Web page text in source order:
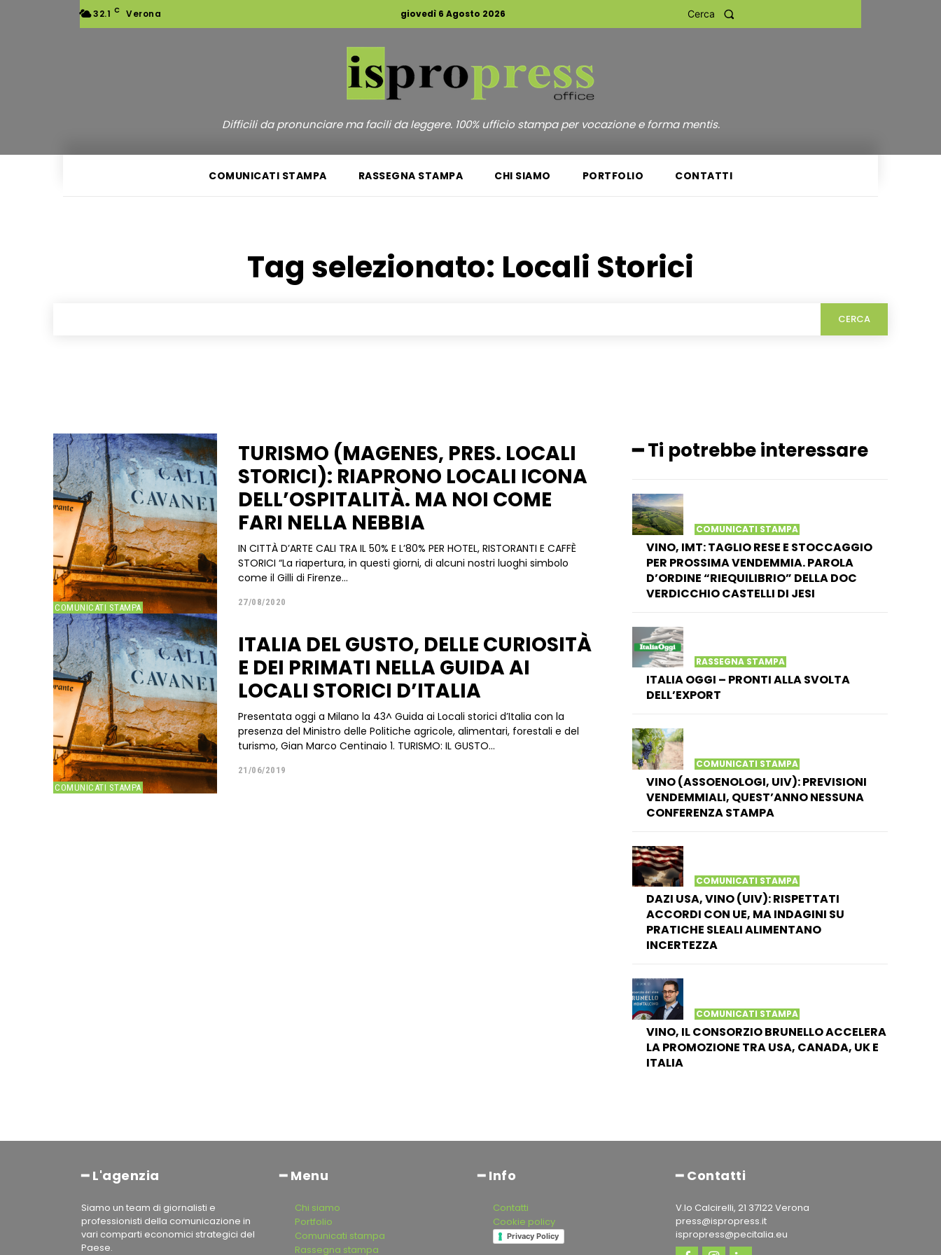
32.1 C Verona giovedì 6 Agosto 2026 Cerca
Difficili da pronunciare ma facili da leggere. 100% ufficio stampa per vocazione e forma mentis.
COMUNICATI STAMPA RASSEGNA STAMPA CHI SIAMO PORTFOLIO CONTATTI
Tag selezionato: Locali Storici
CERCA
COMUNICATI STAMPA
TURISMO (MAGENES, PRES. LOCALI
STORICI): RIAPRONO LOCALI ICONA
DELL’OSPITALITÀ. MA NOI COME
FARI NELLA NEBBIA
IN CITTÀ D’ARTE CALI TRA IL 50% E L’80% PER HOTEL, RISTORANTI E CAFFÈ
STORICI “La riapertura, in questi giorni, di alcuni nostri luoghi simbolo
come il Gilli di Firenze...
27/08/2020
COMUNICATI STAMPA
ITALIA DEL GUSTO, DELLE CURIOSITÀ
E DEI PRIMATI NELLA GUIDA AI
LOCALI STORICI D’ITALIA
Presentata oggi a Milano la 43^ Guida ai Locali storici d’Italia con la
presenza del Ministro delle Politiche agricole, alimentari, forestali e del
turismo, Gian Marco Centinaio 1. TURISMO: IL GUSTO...
21/06/2019
━ Ti potrebbe interessare
COMUNICATI STAMPA
VINO, IMT: TAGLIO RESE E STOCCAGGIO
PER PROSSIMA VENDEMMIA. PAROLA
D’ORDINE “RIEQUILIBRIO” DELLA DOC
VERDICCHIO CASTELLI DI JESI
RASSEGNA STAMPA
ITALIA OGGI – PRONTI ALLA SVOLTA
DELL’EXPORT
COMUNICATI STAMPA
VINO (ASSOENOLOGI, UIV): PREVISIONI
VENDEMMIALI, QUEST’ANNO NESSUNA
CONFERENZA STAMPA
COMUNICATI STAMPA
DAZI USA, VINO (UIV): RISPETTATI
ACCORDI CON UE, MA INDAGINI SU
PRATICHE SLEALI ALIMENTANO
INCERTEZZA
COMUNICATI STAMPA
VINO, IL CONSORZIO BRUNELLO ACCELERA
LA PROMOZIONE TRA USA, CANADA, UK E
ITALIA
━ L'agenzia
Siamo un team di giornalisti e
professionisti della comunicazione in
vari comparti economici strategici del
Paese.
━ Menu
Chi siamo
Portfolio
Comunicati stampa
Rassegna stampa
━ Info
Contatti
Cookie policy
Privacy Policy
━ Contatti
V.lo Calcirelli, 21 37122 Verona
press@ispropress.it
ispropress@pecitalia.eu